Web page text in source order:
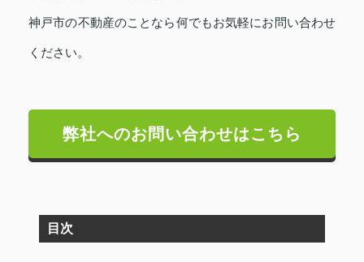
神戸市の不動産のことなら何でもお気軽にお問い合わせ
ください。
弊社へのお問い合わせはこちら
目次